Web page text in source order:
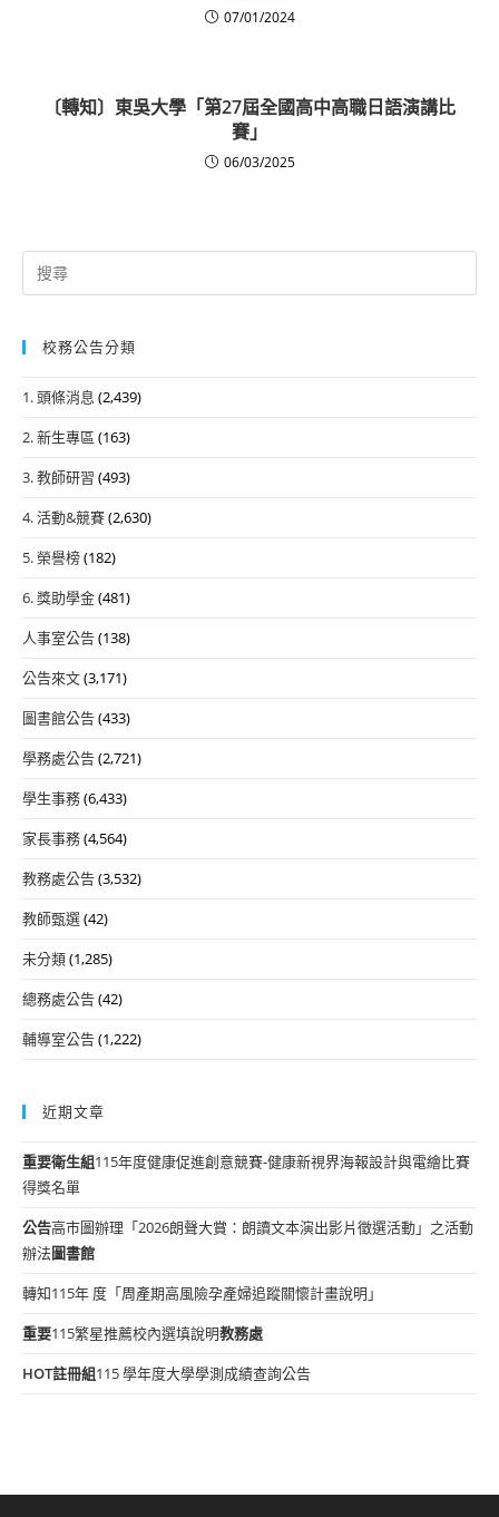
07/01/2024
〔轉知〕東吳大學「第27屆全國高中高職日語演講比
賽」
06/03/2025
Search
for:
校務公告分類
1. 頭條消息 (2,439)
2. 新生專區 (163)
3. 教師研習 (493)
4. 活動&競賽(2,630)
5. 榮譽榜(182)
6. 獎助學金(481)
人事室公告(138)
公告來文(3,171)
圖書館公告(433)
學務處公告(2,721)
學生事務(6,433)
家長事務(4,564)
教務處公告(3,532)
教師甄選(42)
未分類(1,285)
總務處公告(42)
輔導室公告(1,222)
近期文章
重要衛生組115年度健康促進創意競賽-健康新視界海報設計與電繪比賽
得獎名單
公告高市圖辦理「2026朗聲大賞：朗讀文本演出影片徵選活動」之活動
辦法圖書館
轉知115年 度「周產期高風險孕產婦追蹤關懷計畫說明」
重要115繁星推薦校內選填說明教務處
HOT註冊組115 學年度大學學測成績查詢公告